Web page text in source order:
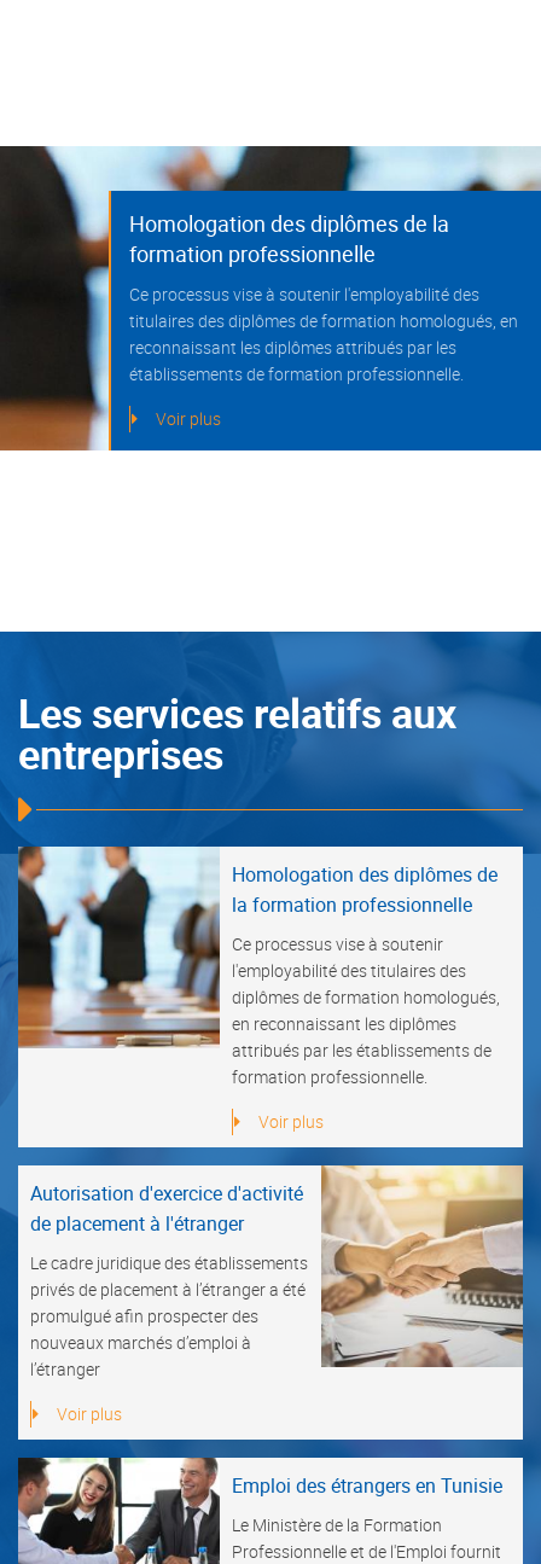
Homologation des diplômes de la
formation professionnelle
Ce processus vise à soutenir l'employabilité des
titulaires des diplômes de formation homologués, en
reconnaissant les diplômes attribués par les
établissements de formation professionnelle.
Voir plus
Les services relatifs aux
entreprises
Homologation des diplômes de
la formation professionnelle
Ce processus vise à soutenir
l'employabilité des titulaires des
diplômes de formation homologués,
en reconnaissant les diplômes
attribués par les établissements de
formation professionnelle.
Voir plus
Autorisation d'exercice d'activité
de placement à l'étranger
Le cadre juridique des établissements
privés de placement à l’étranger a été
promulgué afin prospecter des
nouveaux marchés d’emploi à
l’étranger
Voir plus
Emploi des étrangers en Tunisie
Le Ministère de la Formation
Professionnelle et de l'Emploi fournit